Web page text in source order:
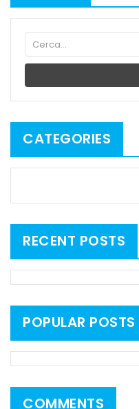
CATEGORIES
RECENT POSTS
POPULAR POSTS
COMMENTS